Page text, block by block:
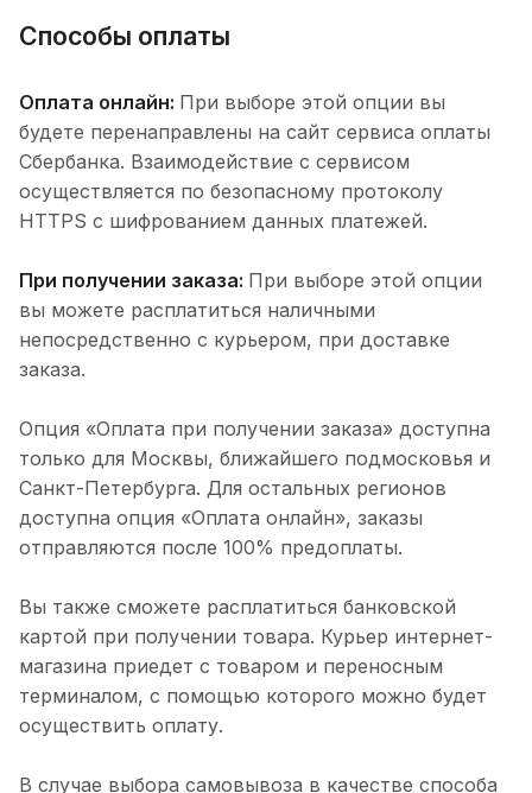
Способы оплаты
Оплата онлайн: При выборе этой опции вы
будете перенаправлены на сайт сервиса оплаты
Сбербанка. Взаимодействие с сервисом
осуществляется по безопасному протоколу
HTTPS с шифрованием данных платежей.
При получении заказа: При выборе этой опции
вы можете расплатиться наличными
непосредственно с курьером, при доставке
заказа.
Опция «Оплата при получении заказа» доступна
только для Москвы, ближайшего подмосковья и
Санкт-Петербурга. Для остальных регионов
доступна опция «Оплата онлайн», заказы
отправляются после 100% предоплаты.
Вы также сможете расплатиться банковской
картой при получении товара. Курьер интернет-
магазина приедет с товаром и переносным
терминалом, с помощью которого можно будет
осуществить оплату.
В случае выбора самовывоза в качестве способа